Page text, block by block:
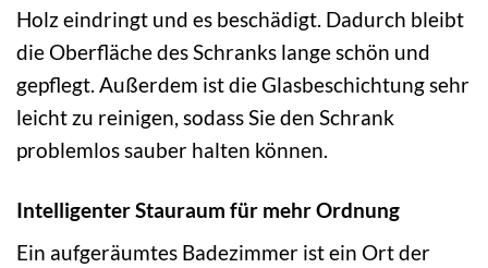
Holz eindringt und es beschädigt. Dadurch bleibt
die Oberfläche des Schranks lange schön und
gepflegt. Außerdem ist die Glasbeschichtung sehr
leicht zu reinigen, sodass Sie den Schrank
problemlos sauber halten können.
Intelligenter Stauraum für mehr Ordnung
Ein aufgeräumtes Badezimmer ist ein Ort der